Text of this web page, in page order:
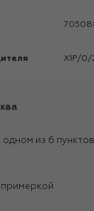
X1P/
одном из 6
примеркой